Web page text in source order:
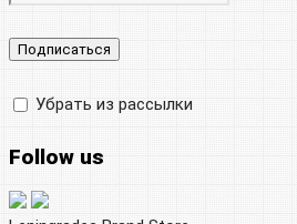
Убрать из рассылки
Follow us